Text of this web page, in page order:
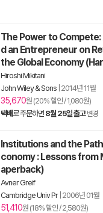
The Power to
d an Entrepreneur on
the Global Economy
Hiroshi Mikitani
John Wiley & Sons 2014년 11월
35,670원 (20% 할인 / 1,080원)
택배로 주문하면 8월 25일 출고 변경
Institutions and the
conomy : Lessons from
aperback)
Avner Greif
Cambridge Univ Pr| 2006년 01월
51,410원 (18% 할인 / 2,580원)